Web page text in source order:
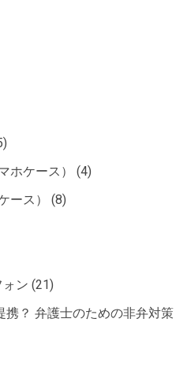
ホケース）
(4)
ース）
(8)
ン (21)
携？ 弁護士のための非弁対策